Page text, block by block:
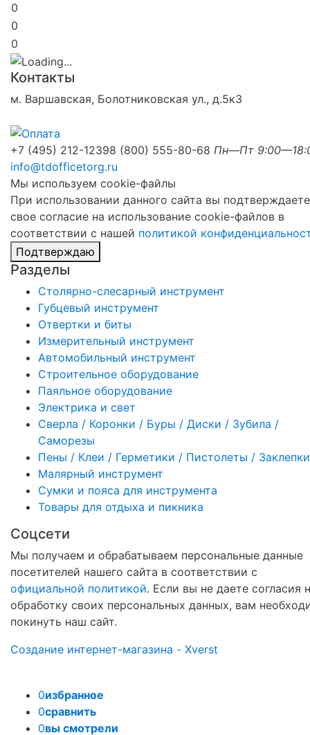
0
0
0
Контакты
м. Варшавская, Болотниковская ул., д.5к3
+7 (495) 212-12398 (800) 555-80-68 Пн—Пт
info@tdofficetorg.ru
Мы используем cookie-файлы
При использовании данного сайта вы подтверждаете
свое согласие на использование cookie-файлов в
соответствии с нашей политикой
Подтверждаю
Разделы
Столярно-слесарный инструмент
Губцевый инструмент
Отвертки и биты
Измерительный инструмент
Автомобильный инструмент
Строительное оборудование
Паяльное оборудование
Электрика и свет
Сверла / Коронки / Буры / Диски / Зубила /
Саморезы
Пены / Клеи / Герметики / Пистолеты / Заклепки
Малярный инструмент
Сумки и пояса для инструмента
Товары для отдыха и пикника
Соцсети
Мы получаем и обрабатываем персональные данные
посетителей нашего сайта в соответствии с
официальной политикой. Если вы не даете согласия
обработку своих персональных данных, вам
покинуть наш сайт.
Создание интернет-магазина - Xverst
0избранное
0сравнить
0вы смотрели